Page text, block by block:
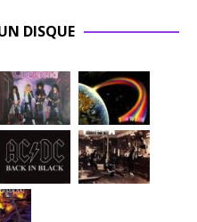
DISQUE